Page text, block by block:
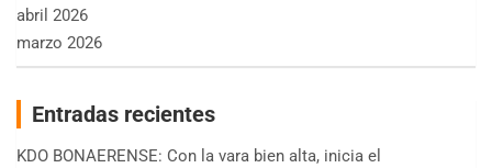
abril 2026
marzo 2026
Entradas recientes
KDO BONAERENSE: Con la vara bien alta, inicia el